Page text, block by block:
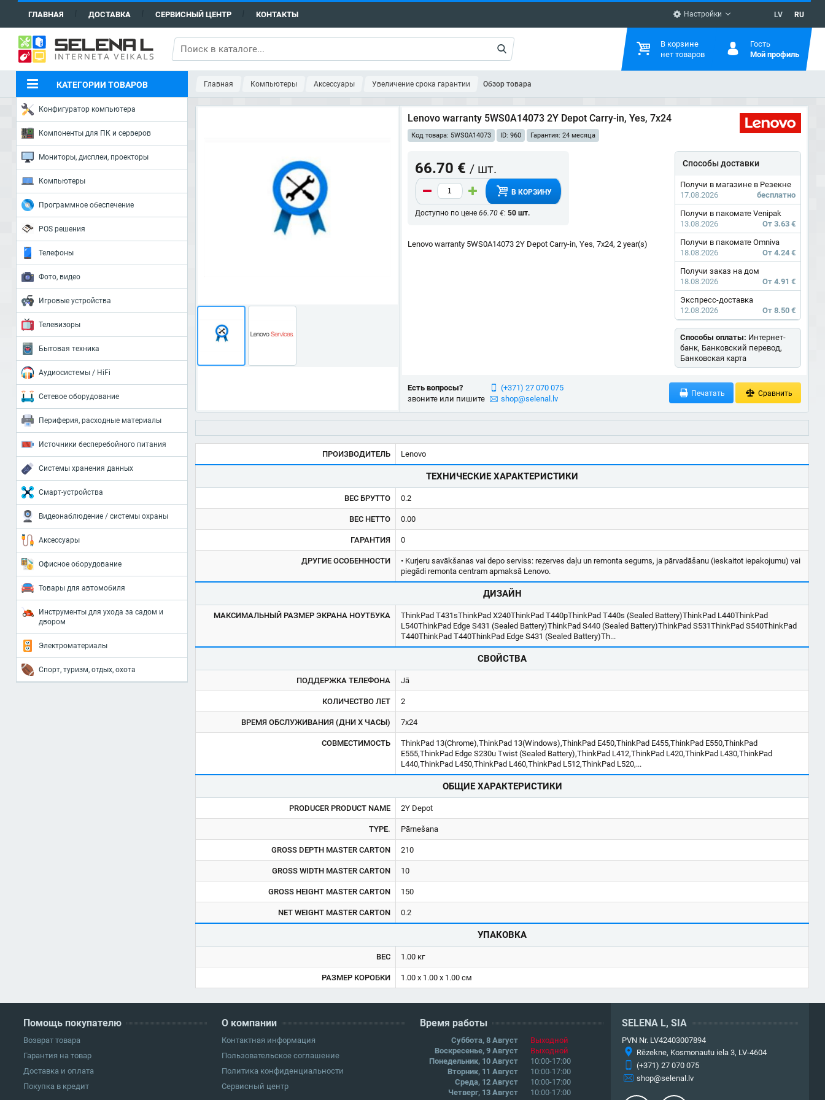
ГЛАВНАЯ ДОСТАВКА СЕРВИСНЫЙ ЦЕНТР КОНТАКТЫ Настройки LV RU
В корзине
нет товаров
Гость
Мой профиль
КАТЕГОРИИ ТОВАРОВ Главная Компьютеры Аксессуары Увеличение срока гарантии Обзор товара
Конфигуратор компьютера
Компоненты для ПК и серверов
Мониторы, дисплеи, проекторы
Компьютеры
Программное обеспечение
POS решения
Телефоны
Фото, видео
Игровые устройства
Телевизоры
Бытовая техника
Аудиосистемы / HiFi
Сетевое оборудование
Периферия, расходные материалы
Источники бесперебойного питания
Системы хранения данных
Смарт-устройства
Видеонаблюдение / системы охраны
Аксессуары
Офисное оборудование
Товары для автомобиля
Инструменты для ухода за садом и
двором
Электроматериалы
Спорт, туризм, отдых, охота
Lenovo warranty 5WS0A14073 2Y Depot Carry-in, Yes, 7x24
Код товара: 5WS0A14073 ID: 960 Гарантия: 24 месяца
66.70 € / шт.
В КОРЗИНУ
Доступно по цене 66.70 €: 50 шт.
Lenovo warranty 5WS0A14073 2Y Depot Carry-in, Yes, 7x24, 2 year(s)
Способы доставки
Получи в магазине в Резекне
17.08.2026
бесплатно
Получи в пакомате Venipak
13.08.2026
От 3.63 €
Получи в пакомате Omniva
18.08.2026
От 4.24 €
Получи заказ на дом
18.08.2026
От 4.91 €
Экспресс-доставка
12.08.2026
От 8.50 €
Способы оплаты: Интернет-
банк, Банковский перевод,
Банковская карта
Есть вопросы?
звоните или пишите
(+371) 27 070 075
shop@selenal.lv
Печатать Сравнить
ПРОИЗВОДИТЕЛЬ Lenovo
ТЕХНИЧЕСКИЕ ХАРАКТЕРИСТИКИ
ВЕС БРУТТО 0.2
ВЕС НЕТТО 0.00
ГАРАНТИЯ 0
ДРУГИЕ ОСОБЕННОСТИ
• Kurjeru savākšanas vai depo serviss: rezerves daļu un remonta segums, ja pārvadāšanu (ieskaitot iepakojumu) vai
piegādi remonta centram apmaksā Lenovo.
ДИЗАЙН
МАКСИМАЛЬНЫЙ РАЗМЕР ЭКРАНА НОУТБУКА
ThinkPad T431sThinkPad X240ThinkPad T440pThinkPad T440s (Sealed Battery)ThinkPad L440ThinkPad
L540ThinkPad Edge S431 (Sealed Battery)ThinkPad S440 (Sealed Battery)ThinkPad S531ThinkPad S540ThinkPad
T440ThinkPad T440ThinkPad Edge S431 (Sealed Battery)Th...
СВОЙСТВА
ПОДДЕРЖКА ТЕЛЕФОНА Jā
КОЛИЧЕСТВО ЛЕТ 2
ВРЕМЯ ОБСЛУЖИВАНИЯ (ДНИ X ЧАСЫ) 7x24
СОВМЕСТИМОСТЬ
ThinkPad 13(Chrome),ThinkPad 13(Windows),ThinkPad E450,ThinkPad E455,ThinkPad E550,ThinkPad
E555,ThinkPad Edge S230u Twist (Sealed Battery),ThinkPad L412,ThinkPad L420,ThinkPad L430,ThinkPad
L440,ThinkPad L450,ThinkPad L460,ThinkPad L512,ThinkPad L520,...
ОБЩИЕ ХАРАКТЕРИСТИКИ
PRODUCER PRODUCT NAME 2Y Depot
TYPE. Pārnešana
GROSS DEPTH MASTER CARTON 210
GROSS WIDTH MASTER CARTON 10
GROSS HEIGHT MASTER CARTON 150
NET WEIGHT MASTER CARTON 0.2
УПАКОВКА
ВЕС 1.00 кг
РАЗМЕР КОРОБКИ 1.00 x 1.00 x 1.00 см
Помощь покупателю
Возврат товара
Гарантия на товар
Доставка и оплата
Покупка в кредит
О компании
Контактная информация
Пользовательское соглашение
Политика конфиденциальности
Сервисный центр
Время работы
Суббота, 8 Август
Выходной
Воскресенье, 9 Август
Выходной
Понедельник, 10 Август
10:00-17:00
Вторник, 11 Август
10:00-17:00
Среда, 12 Август
10:00-17:00
Четверг, 13 Август
10:00-17:00
SELENA L, SIA
PVN Nr. LV42403007894
Rēzekne, Kosmonautu iela 3, LV-4604
(+371) 27 070 075
shop@selenal.lv